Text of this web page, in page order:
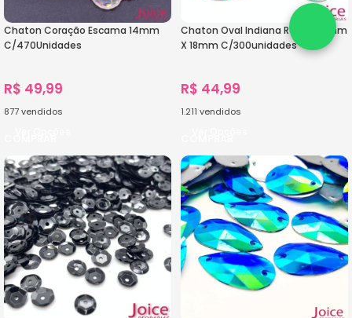
Chaton Coração Escama 14mm
C/470Unidades
R$ 49,99
877vendidos
Chaton Oval Indiana Resina 13mm
X 18mm C/300unidades
R$ 44,99
1.211 vendidos